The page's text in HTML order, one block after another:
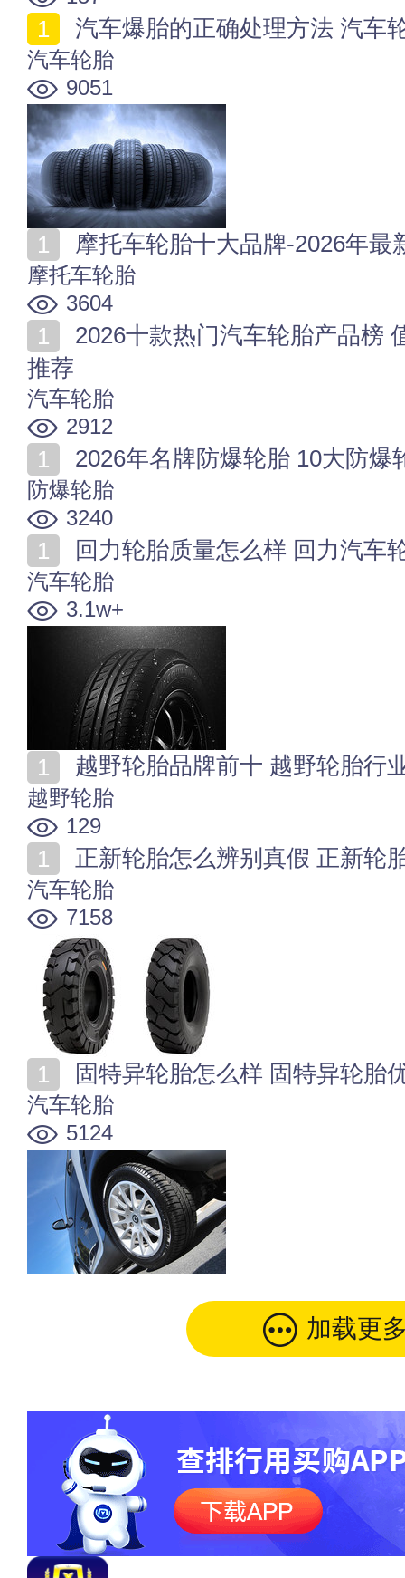
汽车爆胎的正确处理方法 汽车
汽车轮胎
9051
摩托车轮胎十大品牌-2026年最
摩托车轮胎
3604
推荐
汽车轮胎
2912
2026年名牌防爆轮胎 10大防爆
防爆轮胎
3240
回力轮胎质量怎么样 回力汽车
汽车轮胎
3.1w+
越野轮胎品牌前十 越野轮胎行
越野轮胎
129
正新轮胎怎么辨别真假 正新轮
汽车轮胎
7158
固特异轮胎怎么样 固特异轮胎
汽车轮胎
5124
加载更